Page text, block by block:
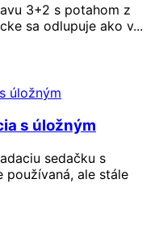
3+2 s potahom z
sa odlupuje ako v...
s úložným
sedačku s
používaná, ale stále